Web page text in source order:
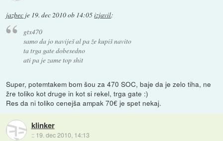
jazbec je 19. dec 2010 ob 14:05izjavil:
gtx470
samo da jo naviješ al pa že kupiš navito
ta trga gate dobesedno
ati pa je zame top shit
Super, potemtakem bom šou za 470 SOC, baje da je zelo tiha, ne
žre toliko kot druge in kot si rekel, trga gate :)
Res da ni toliko cenejša ampak 70€ je spet nekaj.
klinker
:: 19. dec 2010, 14:13